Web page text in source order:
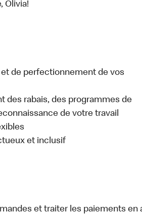
Olivia!
et de perfectionnement de vos
des rabais, des programmes de
de votre travail
et inclusif
et traiter les paiements en